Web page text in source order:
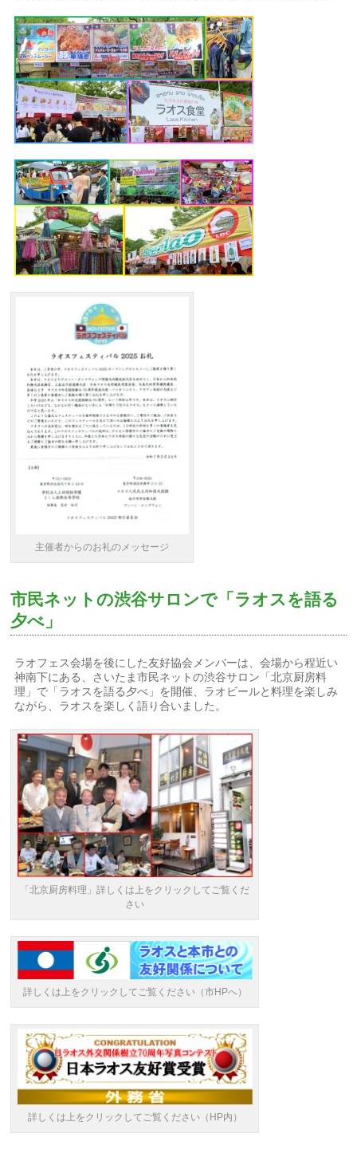
主催者からのお礼のメッセージ
市民ネットの渋谷サロンで「ラオスを語る
夕べ」
ラオフェス会場を後にした友好協会メンバーは、会場から程近い
神南下にある、さいたま市民ネットの渋谷サロン「北京厨房料
理」で「ラオスを語る夕べ」を開催、ラオビールと料理を楽しみ
ながら、ラオスを楽しく語り合いました。
「北京厨房料理」詳しくは上をクリックしてご覧くだ
さい
詳しくは上をクリックしてご覧ください（市HPへ）
詳しくは上をクリックしてご覧ください（HP内）